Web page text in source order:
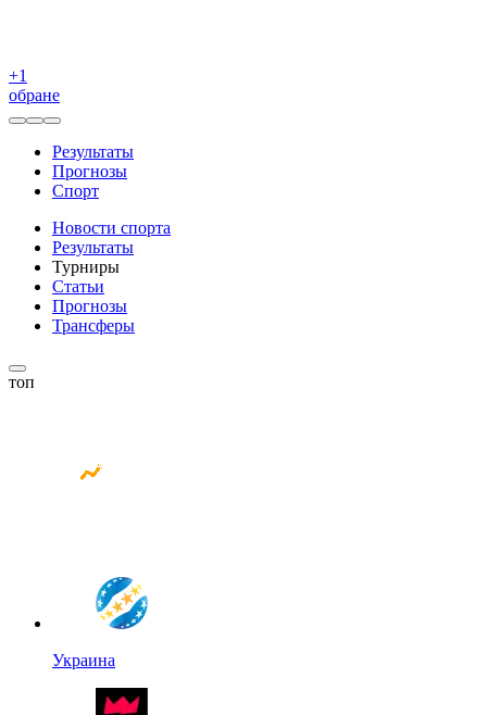
+1
обране
Результаты
Прогнозы
Спорт
Новости спорта
Результаты
Турниры
Статьи
Прогнозы
Трансферы
топ
Украина